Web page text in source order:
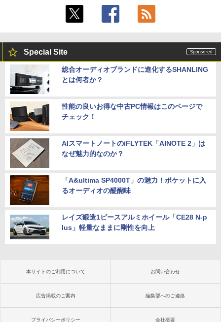
Special Site
総合オーディオブランドに進化するSHANLING
とは何者か？
性能の良いお得な中古PC情報はこのページで
チェック！
AIスマートノートのiFLYTEK「AINOTE 2」は
なぜ魅力的なのか？
「A&ultima SP4000T」の魅力！ポケットに入
るオーディオの醍醐味
レイズ鍛造1ピースアルミホイール「CE28 N-p
lus」軽量なままに剛性を向上
本サイトのご利用について お問い合わせ
広告掲載のご案内 編集部へのご連絡
プライバシーポリシー 会社概要